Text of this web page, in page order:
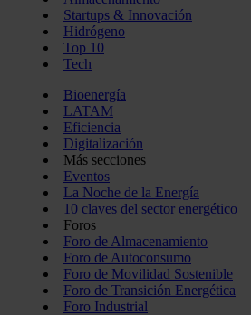
Startups & Innovación
Hidrógeno
Top 10
Tech
Bioenergía
LATAM
Eficiencia
Digitalización
Más secciones
Eventos
La Noche de la Energía
10 claves del sector energético
Foros
Foro de Almacenamiento
Foro de Autoconsumo
Foro de Movilidad Sostenible
Foro de Transición Energética
Foro Industrial